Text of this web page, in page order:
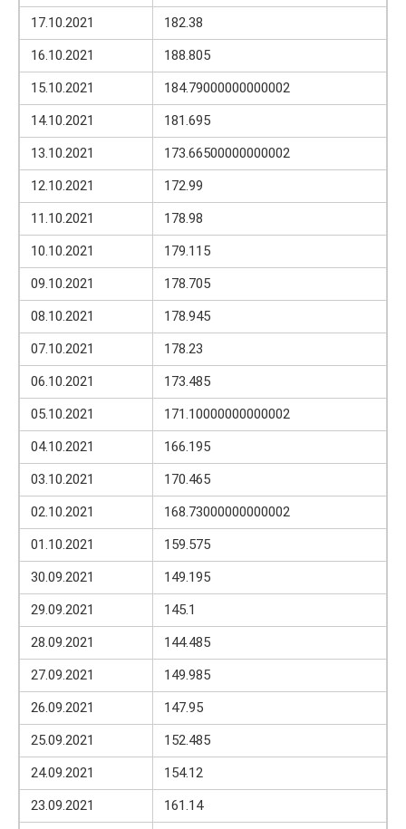
17.10.2021
182.38
16.10.2021
188.805
15.10.2021
184.79000000000002
14.10.2021
181.695
13.10.2021
173.66500000000002
12.10.2021
172.99
11.10.2021
178.98
10.10.2021
179.115
09.10.2021
178.705
08.10.2021
178.945
07.10.2021
178.23
06.10.2021
173.485
05.10.2021
171.10000000000002
04.10.2021
166.195
03.10.2021
170.465
02.10.2021
168.73000000000002
01.10.2021
159.575
30.09.2021
149.195
29.09.2021
145.1
28.09.2021
144.485
27.09.2021
149.985
26.09.2021
147.95
25.09.2021
152.485
24.09.2021
154.12
23.09.2021
161.14